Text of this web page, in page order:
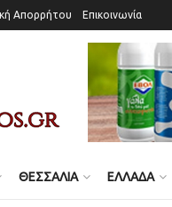
Απορρήτου Επικοινωνία
ΘΕΣΣΑΛΙΑ ΕΛΛΑΔΑ